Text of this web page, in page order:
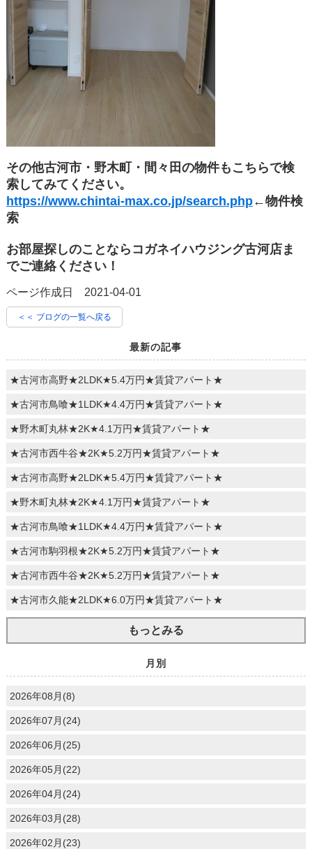
その他古河市・野木町・間々田の物件もこちらで検
索してみてください。
https://www.chintai-max.co.jp/search.php←物件検
索
お部屋探しのことならコガネイハウジング古河店ま
でご連絡ください！
ページ作成日 2021-04-01
＜＜ ブログの一覧へ戻る
最新の記事
★古河市高野★2LDK★5.4万円★賃貸アパート★
★古河市鳥喰★1LDK★4.4万円★賃貸アパート★
★野木町丸林★2K★4.1万円★賃貸アパート★
★古河市西牛谷★2K★5.2万円★賃貸アパート★
★古河市高野★2LDK★5.4万円★賃貸アパート★
★野木町丸林★2K★4.1万円★賃貸アパート★
★古河市鳥喰★1LDK★4.4万円★賃貸アパート★
★古河市駒羽根★2K★5.2万円★賃貸アパート★
★古河市西牛谷★2K★5.2万円★賃貸アパート★
★古河市久能★2LDK★6.0万円★賃貸アパート★
もっとみる
月別
2026年08月(8)
2026年07月(24)
2026年06月(25)
2026年05月(22)
2026年04月(24)
2026年03月(28)
2026年02月(23)